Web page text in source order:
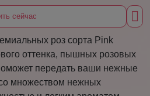
сейчас
роз сорта Pink
оттенка, пышных розовых
передать ваши нежные
множеством нежных